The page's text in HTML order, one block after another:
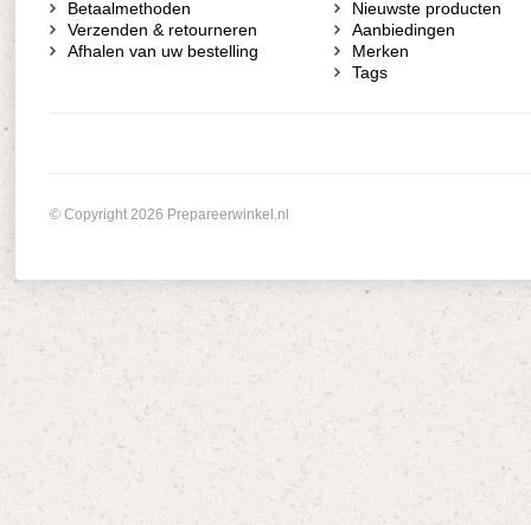
Betaalmethoden
Verzenden & retourneren
Afhalen van uw bestelling
Nieuwste producten
Aanbiedingen
Merken
Tags
© Copyright 2026 Prepareerwinkel.nl